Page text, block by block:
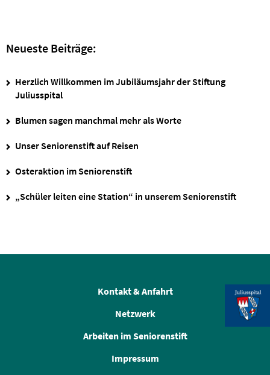
Neueste Beiträge:
Herzlich Willkommen im Jubiläumsjahr der Stiftung
Juliusspital
Blumen sagen manchmal mehr als Worte
Unser Seniorenstift auf Reisen
Osteraktion im Seniorenstift
„Schüler leiten eine Station“ in unserem Seniorenstift
Kontakt & Anfahrt
Netzwerk
Arbeiten im Seniorenstift
Impressum